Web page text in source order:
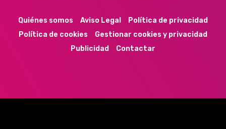
Quiénes somos Aviso Legal
Política de privacidad
Política de cookies
Gestionar cookies y privacidad
Publicidad
Contactar